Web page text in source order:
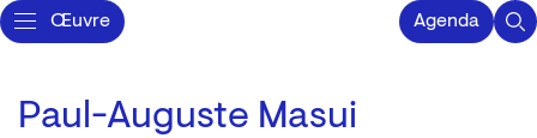
Œuvre Agenda
Paul-Auguste Masui